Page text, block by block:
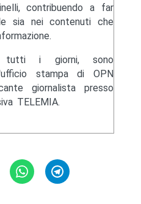
contribuendo a far
sia nei contenuti che
i giorni, sono
stampa di OPN
giornalista presso
TELEMIA.